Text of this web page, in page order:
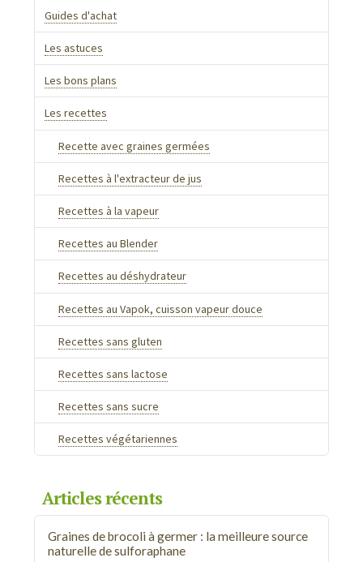
Guides d'achat
Les astuces
Les bons plans
Les recettes
Recette avec graines germées
Recettes à l'extracteur de jus
Recettes à la vapeur
Recettes au Blender
Recettes au déshydrateur
Recettes au Vapok, cuisson vapeur douce
Recettes sans gluten
Recettes sans lactose
Recettes sans sucre
Recettes végétariennes
Articles récents
Graines de brocoli à germer : la meilleure source
naturelle de sulforaphane